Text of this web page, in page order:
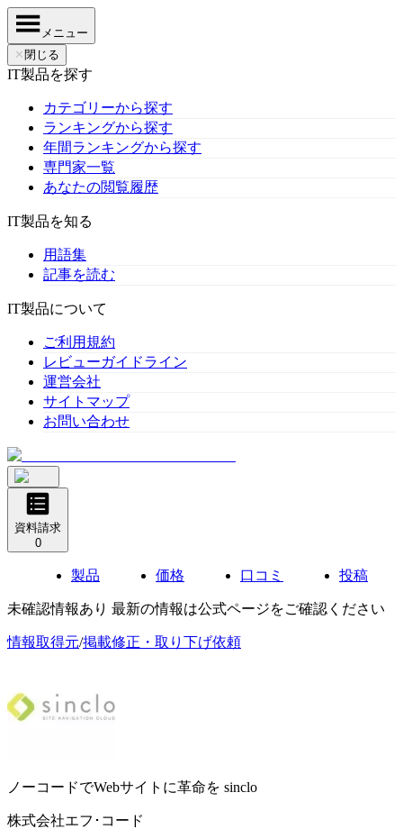
メニュー
✕ 閉じる
IT製品を探す
カテゴリーから探す
ランキングから探す
年間ランキングから探す
専門家一覧
あなたの閲覧履歴
IT製品を知る
用語集
記事を読む
IT製品について
ご利用規約
レビューガイドライン
運営会社
サイトマップ
お問い合わせ
資料請求
0
製品 価格 口コミ 投稿
未確認情報あり 最新の情報は公式ページをご確認ください
情報取得元/掲載修正・取り下げ依頼
ノーコードでWebサイトに革命を sinclo
株式会社エフ･コード